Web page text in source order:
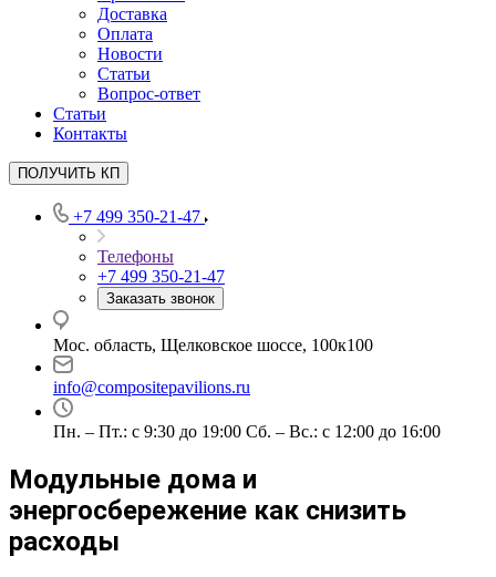
Доставка
Оплата
Новости
Статьи
Вопрос-ответ
Статьи
Контакты
ПОЛУЧИТЬ КП
+7 499 350-21-47
Телефоны
+7 499 350-21-47
Заказать звонок
Мос. область, Щелковское шоссе, 100к100
info@compositepavilions.ru
Пн. – Пт.: с 9:30 до 19:00 Сб. – Вс.: с 12:00 до 16:00
Модульные дома и
энергосбережение как снизить
расходы